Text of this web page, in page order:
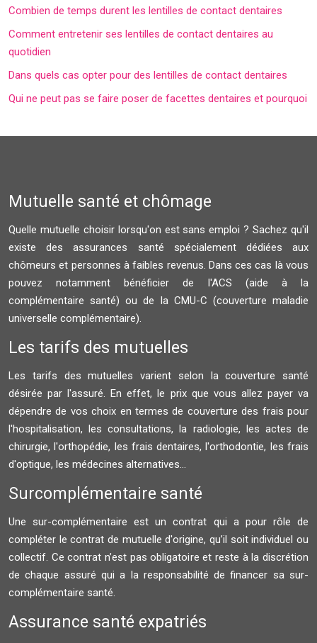
Combien de temps durent les lentilles de contact dentaires
Comment entretenir ses lentilles de contact dentaires au
quotidien
Dans quels cas opter pour des lentilles de contact dentaires
Qui ne peut pas se faire poser de facettes dentaires et pourquoi
Mutuelle santé et chômage
Quelle mutuelle choisir lorsqu'on est sans emploi ? Sachez qu'il
existe des assurances santé spécialement dédiées aux
chômeurs et personnes à faibles revenus. Dans ces cas là vous
pouvez notamment bénéficier de l'ACS (aide à la
complémentaire santé) ou de la CMU-C (couverture maladie
universelle complémentaire).
Les tarifs des mutuelles
Les tarifs des mutuelles varient selon la couverture santé
désirée par l'assuré. En effet, le prix que vous allez payer va
dépendre de vos choix en termes de couverture des frais pour
l'hospitalisation, les consultations, la radiologie, les actes de
chirurgie, l'orthopédie, les frais dentaires, l'orthodontie, les frais
d'optique, les médecines alternatives...
Surcomplémentaire santé
Une sur-complémentaire est un contrat qui a pour rôle de
compléter le contrat de mutuelle d'origine, qu’il soit individuel ou
collectif. Ce contrat n’est pas obligatoire et reste à la discrétion
de chaque assuré qui a la responsabilité de financer sa sur-
complémentaire santé.
Assurance santé expatriés